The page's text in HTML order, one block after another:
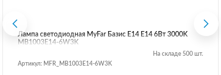
Лампа светодиодная MyFar Базис E14 E14 6Вт 3000K
MB1003E14-6W3K
На складе 500 шт.
Артикул: MFR_MB1003E14-6W3K